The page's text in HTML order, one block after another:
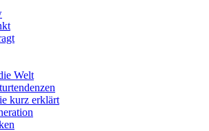
Welt
kurz erklärt